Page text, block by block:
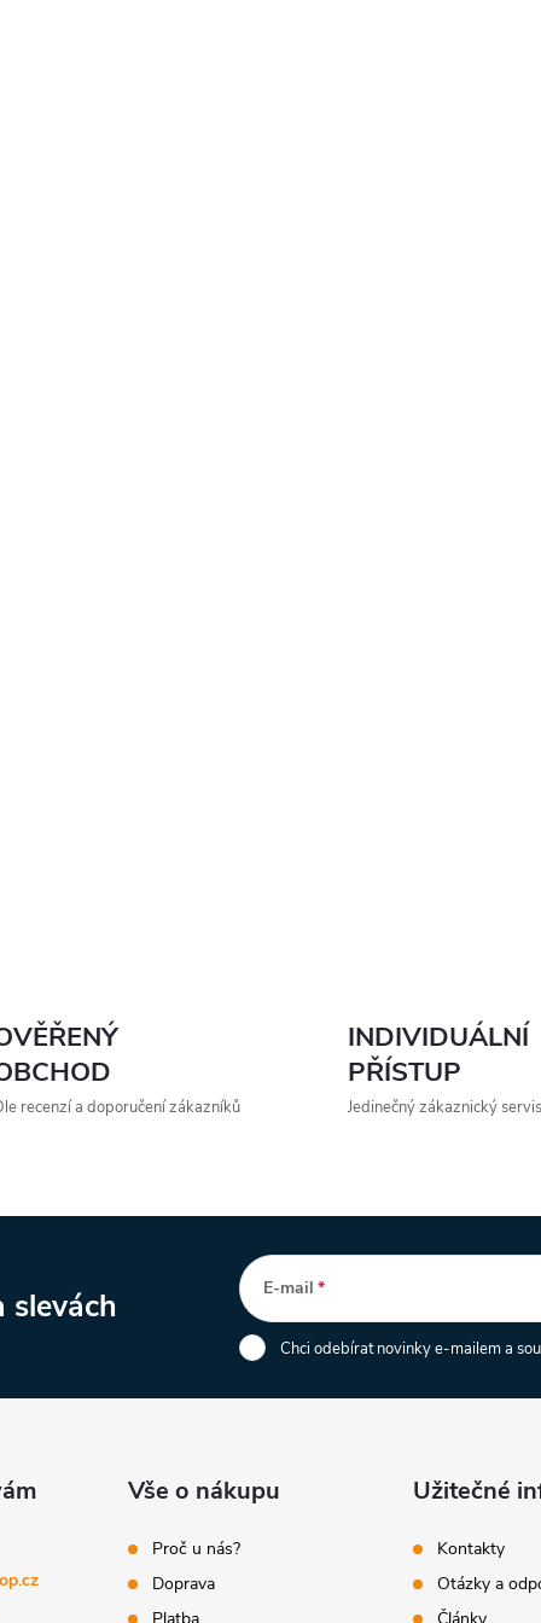
recenzí a doporučení zákazníků
INDIVIDUÁLNÍ
PŘÍSTUP
Jedinečný zákaznický servis
slevách E-mail
Chci odebírat novinky e-mailem a
Vše o nákupu
Proč u nás?
Doprava
Užitečné
Kontakty
Otázky a